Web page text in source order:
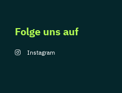
Folge uns auf
Instagram